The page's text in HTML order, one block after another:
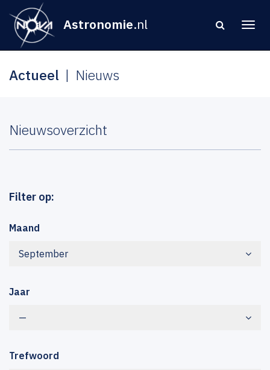
Astronomie.nl
Actueel Nieuws
Nieuwsoverzicht
Filter op:
Maand
September
Jaar
—
Trefwoord